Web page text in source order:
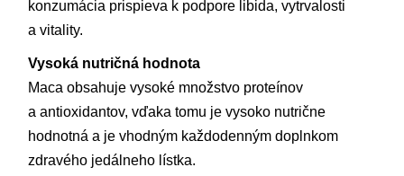
konzumácia prispieva k podpore libida, vytrvalosti
a vitality.
Vysoká nutričná hodnota
Maca obsahuje vysoké množstvo proteínov
a antioxidantov, vďaka tomu je vysoko nutrične
hodnotná a je vhodným každodenným doplnkom
zdravého jedálneho lístka.